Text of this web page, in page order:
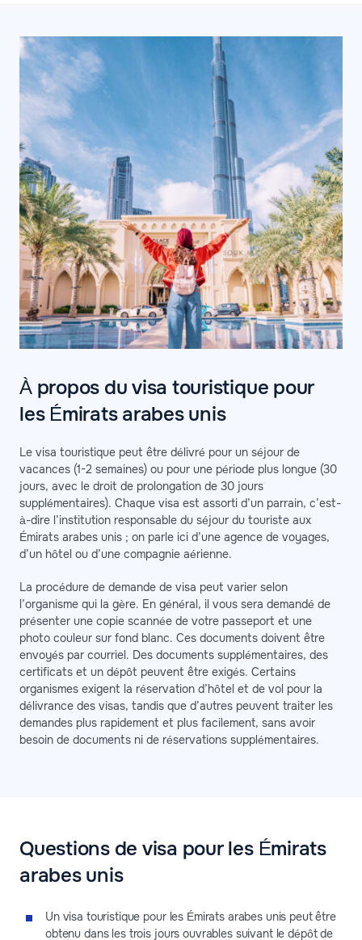
À propos du visa touristique pour
les Émirats arabes unis
Le visa touristique peut être délivré pour un séjour de
vacances (1-2 semaines) ou pour une période plus longue (30
jours, avec le droit de prolongation de 30 jours
supplémentaires). Chaque visa est assorti d’un parrain, c’est-
à-dire l’institution responsable du séjour du touriste aux
Émirats arabes unis ; on parle ici d’une agence de voyages,
d’un hôtel ou d’une compagnie aérienne.
La procédure de demande de visa peut varier selon
l’organisme qui la gère. En général, il vous sera demandé de
présenter une copie scannée de votre passeport et une
photo couleur sur fond blanc. Ces documents doivent être
envoyés par courriel. Des documents supplémentaires, des
certificats et un dépôt peuvent être exigés. Certains
organismes exigent la réservation d’hôtel et de vol pour la
délivrance des visas, tandis que d’autres peuvent traiter les
demandes plus rapidement et plus facilement, sans avoir
besoin de documents ni de réservations supplémentaires.
Questions de visa pour les Émirats
arabes unis
Un visa touristique pour les Émirats arabes unis peut être
obtenu dans les trois jours ouvrables suivant le dépôt de